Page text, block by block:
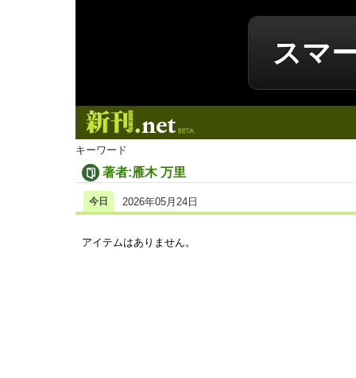
スマ
キーワード
著者:雁木 万里
今日 2026年05月24日
アイテムはありません。